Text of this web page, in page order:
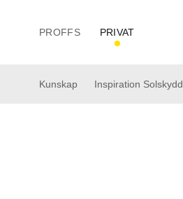
PROFFS PRIVAT
Kunskap Inspiration Solskydd